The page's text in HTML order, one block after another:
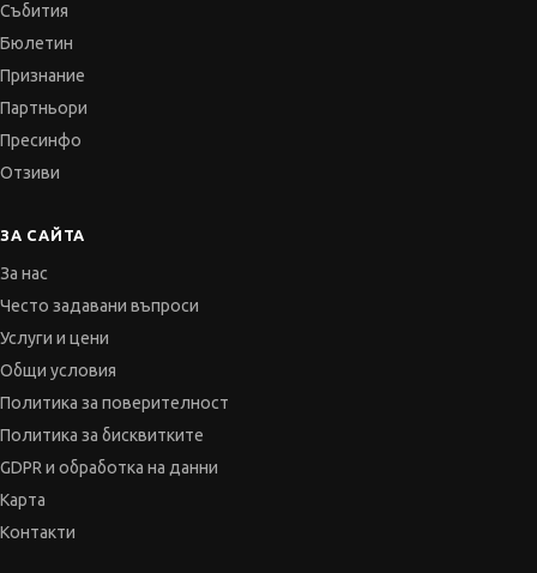
Събития
Бюлетин
Признание
Партньори
Пресинфо
Отзиви
ЗА САЙТА
За нас
Често задавани въпроси
Услуги и цени
Общи условия
Политика за поверителност
Политика за бисквитките
GDPR и обработка на данни
Карта
Контакти